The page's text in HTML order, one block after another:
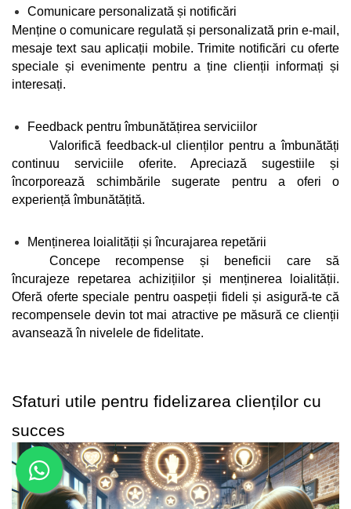
Comunicare personalizată și notificări
Menține o comunicare regulată și personalizată prin e-mail,
mesaje text sau aplicații mobile. Trimite notificări cu oferte
speciale și evenimente pentru a ține clienții informați și
interesați.
Feedback pentru îmbunătățirea serviciilor
Valorifică feedback-ul clienților pentru a îmbunătăți
continuu serviciile oferite. Apreciază sugestiile și
încorporează schimbările sugerate pentru a oferi o
experiență îmbunătățită.
Menținerea loialității și încurajarea repetării
Concepe recompense și beneficii care să
încurajeze repetarea achizițiilor și menținerea loialității.
Oferă oferte speciale pentru oaspeții fideli și asigură-te că
recompensele devin tot mai atractive pe măsură ce clienții
avansează în nivelele de fidelitate.
Sfaturi utile pentru fidelizarea clienților cu
succes